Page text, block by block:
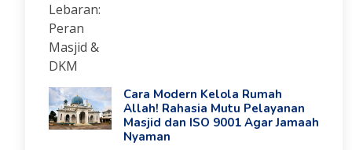
Cara Modern Kelola Rumah
Allah! Rahasia Mutu Pelayanan
Masjid dan ISO 9001 Agar Jamaah
Nyaman